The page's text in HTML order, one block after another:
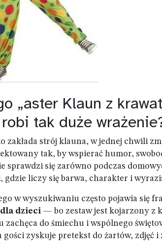
„aster Klaun z
tak duże
zakłada strój klauna, w jednej chwili
tak, by wspierać humor,
sprawdzi się zarówno podczas
gdzie liczy się barwa, charakter i
w wyszukiwaniu często pojawia się
dzieci — bo zestaw jest kojarzony z
zachęca do śmiechu i wspólnego
gości zyskuje pretekst do żartów, zdjęć i